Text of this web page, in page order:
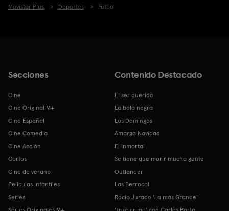
Movistar Plus Deportes Futbol
Secciones
Cine
Cine Original M+
Cine Español
Cine Comedia
Cine Acción
Cortos
Cine de verano
Películas Infantiles
Series
Contenido Destacado
El ser querido
La bola negra
Los Domingos
Amarga Navidad
El Inmortal
Se tiene que morir mucha gente
Outlander
Las Berrocal
Rocío Jurado 'La más Grande'